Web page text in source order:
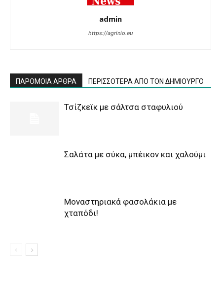
admin
https://agrinio.eu
ΠΑΡΟΜΟΙΑ ΑΡΘΡΑ ΠΕΡΙΣΣΟΤΕΡΑ ΑΠΟ ΤΟΝ ΔΗΜΙΟΥΡΓΟ
Τσίζκεϊκ με σάλτσα σταφυλιού
Σαλάτα με σύκα, μπέικον και χαλούμι
Μοναστηριακά φασολάκια με
χταπόδι!